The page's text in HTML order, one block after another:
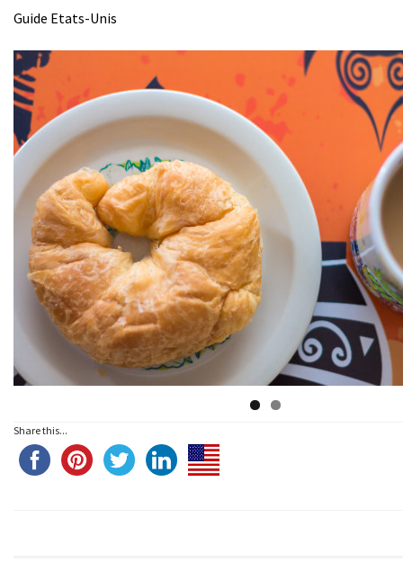
Guide Etats-Unis
Share this...